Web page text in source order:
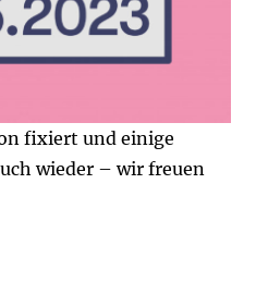
fixiert und einige
wieder – wir freuen